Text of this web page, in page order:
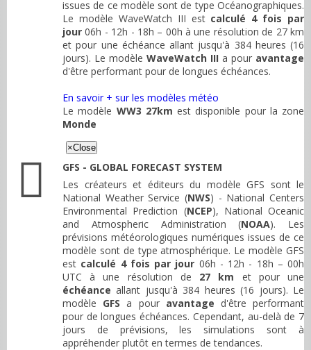
issues de ce modèle sont de type Océanographiques.
Le modèle WaveWatch III est calculé 4 fois par
jour 06h - 12h - 18h – 00h à une résolution de 27 km
et pour une échéance allant jusqu'à 384 heures (16
jours). Le modèle WaveWatch III a pour avantage
d'être performant pour de longues échéances.
En savoir + sur les modèles météo
Le modèle WW3 27km est disponible pour la zone
Monde
×Close
GFS - GLOBAL FORECAST SYSTEM
Les créateurs et éditeurs du modèle GFS sont le
National Weather Service (NWS) - National Centers
Environmental Prediction (NCEP), National Oceanic
and Atmospheric Administration (NOAA). Les
prévisions météorologiques numériques issues de ce
modèle sont de type atmosphérique. Le modèle GFS
est calculé 4 fois par jour 06h - 12h - 18h – 00h
UTC à une résolution de 27 km et pour une
échéance allant jusqu'à 384 heures (16 jours). Le
modèle GFS a pour avantage d'être performant
pour de longues échéances. Cependant, au-delà de 7
jours de prévisions, les simulations sont à
appréhender plutôt en termes de tendances.